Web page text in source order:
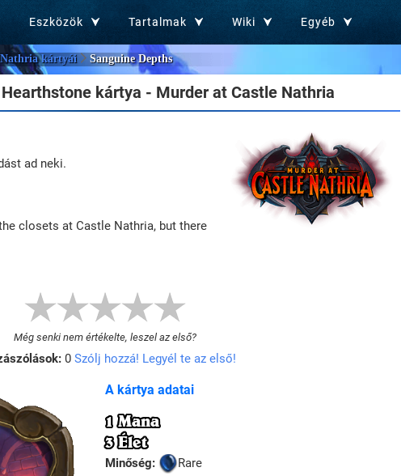
Eszközök Tartalmak Wiki Egyéb
kártyái Sanguine Depths
Hearthstone kártya - Murder at Castle Nathria
ad neki.
closets at Castle Nathria, but there
Még senki nem értékelte, leszel az első?
0 Szólj hozzá! Legyél te az első!
A kártya adatai
1 Mana
3 Élet
Minőség:
Rare